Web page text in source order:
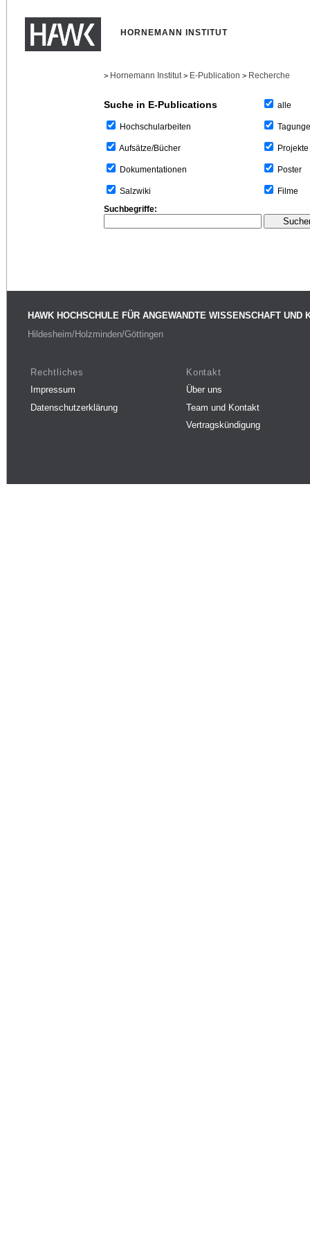
HORNEMANN INSTITUT
> Hornemann Institut > E-Publication > Recherche
Suche in E-Publications
Hochschularbeiten
Aufsätze/Bücher
Dokumentationen
Salzwiki
alle
Projekte
Poster
Filme
Suchbegriffe:
HAWK HOCHSCHULE FÜR ANGEWANDTE WISSENSCHAFT UND
Hildesheim/Holzminden/Göttingen
Rechtliches
Impressum
Datenschutzerklärung
Kontakt
Über uns
Team und Kontakt
Vertragskündigung